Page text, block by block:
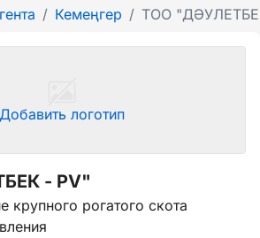
/ Кемеңгер / ТОО
Добавить логотип
- PV"
крупного рогатого скота